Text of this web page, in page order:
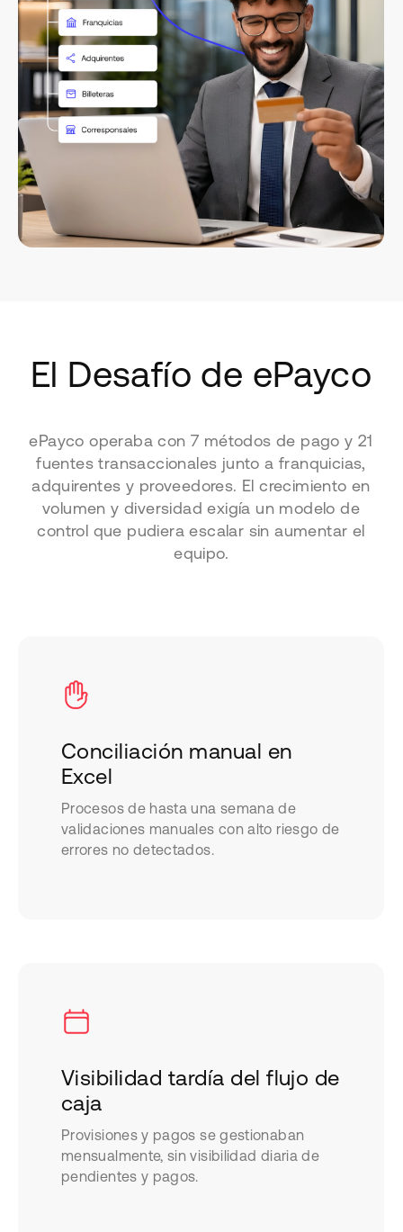
El Desafío de ePayco
ePayco operaba con 7 métodos de pago y 21
fuentes transaccionales junto a franquicias,
adquirentes y proveedores. El crecimiento en
volumen y diversidad exigía un modelo de
control que pudiera escalar sin aumentar el
equipo.
Conciliación manual en
Excel
Procesos de hasta una semana de
validaciones manuales con alto riesgo de
errores no detectados.
Visibilidad tardía del flujo de
caja
Provisiones y pagos se gestionaban
mensualmente, sin visibilidad diaria de
pendientes y pagos.